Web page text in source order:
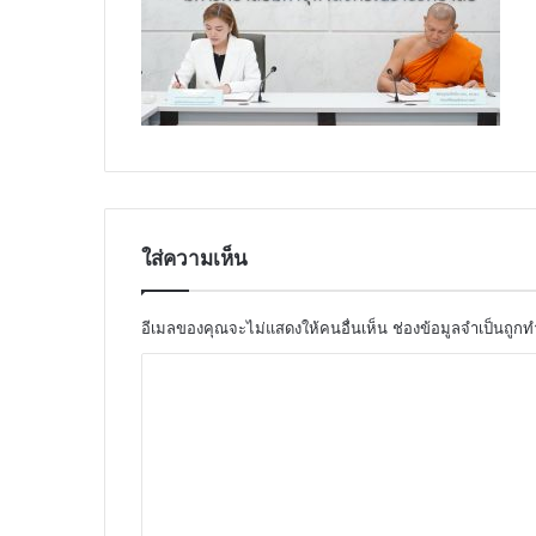
ใส่ความเห็น
อีเมลของคุณจะไม่แสดงให้คนอื่นเห็น ช่องข้อมูลจำเป็นถูกท